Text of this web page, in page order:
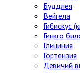
Буддлея
Вейгела
Гибискус
Гинкго
Глициния
Гортензия
Девичий